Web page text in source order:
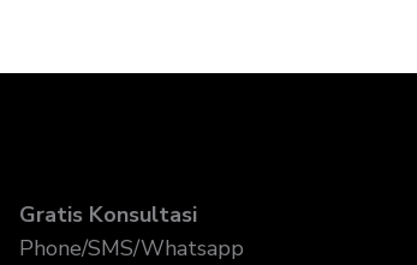
Gratis Konsultasi
Phone/SMS/Whatsapp